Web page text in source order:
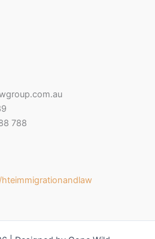
788
hteimmigrationandlaw